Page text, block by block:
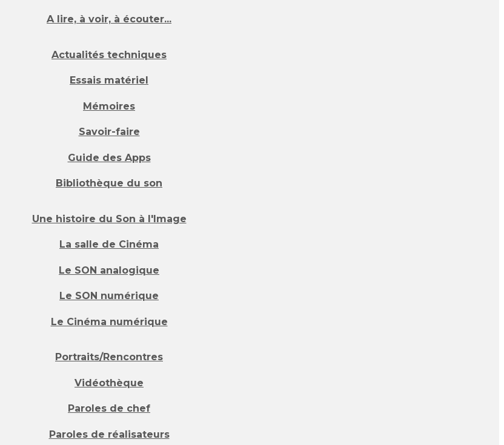
A lire, à voir, à écouter...
Actualités techniques
Essais matériel
Mémoires
Savoir-faire
Guide des Apps
Bibliothèque du son
Une histoire du Son à l'Image
La salle de Cinéma
Le SON analogique
Le SON numérique
Le Cinéma numérique
Portraits/Rencontres
Vidéothèque
Paroles de chef
Paroles de réalisateurs